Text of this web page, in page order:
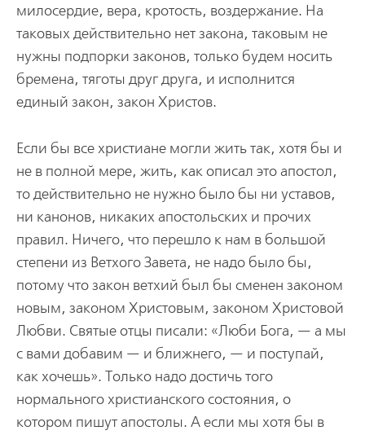
милосердие, вера, кротость, воздержание. На
таковых действительно нет закона, таковым не
нужны подпорки законов, только будем носить
бремена, тяготы друг друга, и исполнится
единый закон, закон Христов.
Если бы все христиане могли жить так, хотя бы и
не в полной мере, жить, как описал это апостол,
то действительно не нужно было бы ни уставов,
ни канонов, никаких апостольских и прочих
правил. Ничего, что перешло к нам в большой
степени из Ветхого Завета, не надо было бы,
потому что закон ветхий был бы сменен законом
новым, законом Христовым, законом Христовой
Любви. Святые отцы писали: «Люби Бога, — а мы
с вами добавим — и ближнего, — и поступай,
как хочешь». Только надо достичь того
нормального христианского состояния, о
котором пишут апостолы. А если мы хотя бы в